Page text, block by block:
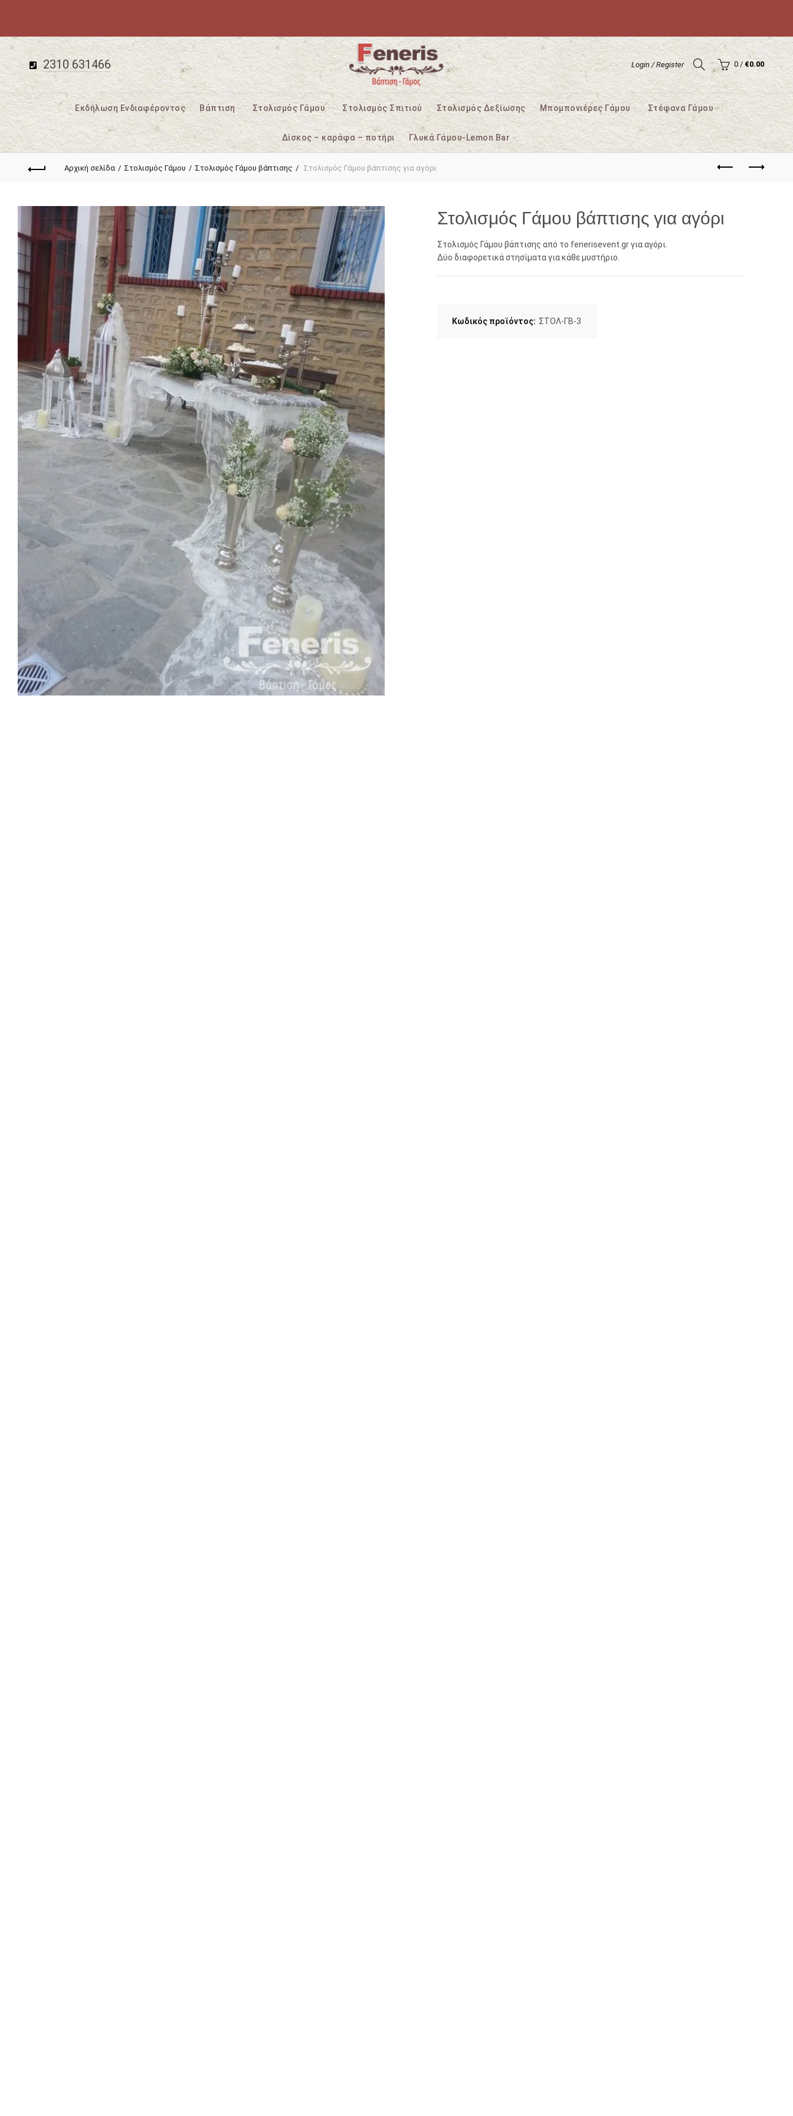
2310 631466 Login / Register 0 / €0.00
Εκδήλωση Ενδιαφέροντος Βάπτιση Στολισμός Γάμου Στολισμός Σπιτιού Στολισμός Δεξίωσης Μπομπονιέρες Γάμου Στέφανα Γάμου
Δίσκος – καράφα – ποτήρι Γλυκά Γάμου-Lemon Bar
Αρχική σελίδα Στολισμός Γάμου Στολισμός Γάμου βάπτισης Στολισμός Γάμου βάπτισης για αγόρι
Στολισμός Γάμου βάπτισης για αγόρι
Στολισμός Γάμου βάπτισης από το fenerisevent.gr για αγόρι.
Δύο διαφορετικά στησίματα για κάθε μυστήριο.
Κωδικός προϊόντος: ΣΤΟΛ-ΓΒ-3